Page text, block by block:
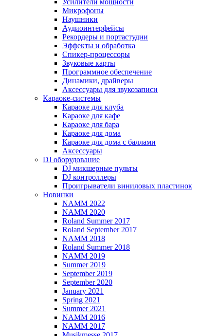
Усилители мощности
Микрофоны
Наушники
Аудиоинтерфейсы
Рекордеры и портастудии
Эффекты и обработка
Спикер-процессоры
Звуковые карты
Программное обеспечение
Динамики, драйверы
Аксессуары для звукозаписи
Караоке-системы
Караоке для клуба
Караоке для кафе
Караоке для бара
Караоке для дома
Караоке для дома с баллами
Аксессуары
DJ оборудование
DJ микшерные пульты
DJ контроллеры
Проигрыватели виниловых пластинок
Новинки
NAMM 2022
NAMM 2020
Roland Summer 2017
Roland September 2017
NAMM 2018
Roland Summer 2018
NAMM 2019
Summer 2019
September 2019
September 2020
January 2021
Spring 2021
Summer 2021
NAMM 2016
NAMM 2017